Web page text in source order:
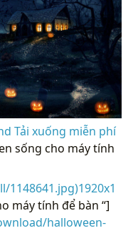
Tải xuống miễn phí
sống cho máy tính
máy tính để bàn “]
halloween-